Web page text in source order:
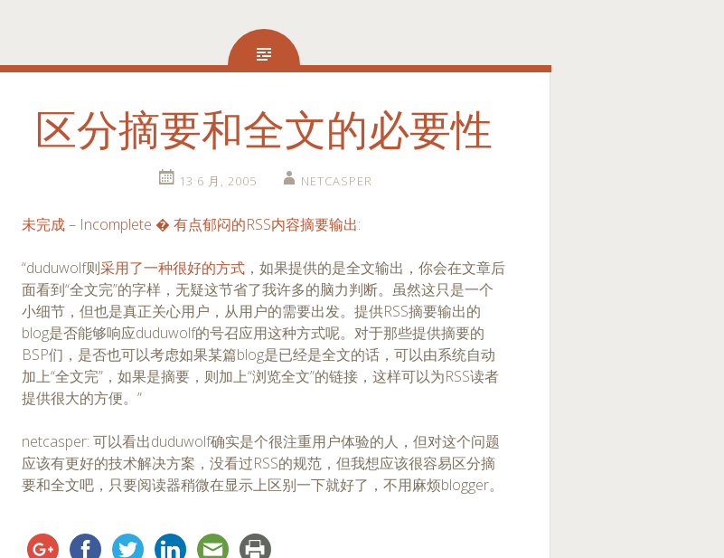
区分摘要和全文的必要性
13 6 月, 2005 NETCASPER
未完成 – Incomplete � 有点郁闷的RSS内容摘要输出:
“duduwolf则采用了一种很好的方式 ，如果提供的是全文输出，你会在文章后
面看到“全文完”的字样，无疑这节省了我许多的脑力判断。虽然这只是一个
小细节，但也是真正关心用户，从用户的需要出发。提供RSS摘要输出的
blog是否能够响应duduwolf的号召应用这种方式呢。对于那些提供摘要的
BSP们，是否也可以考虑如果某篇blog是已经是全文的话，可以由系统自动
加上“全文完”，如果是摘要，则加上“浏览全文”的链接，这样可以为RSS读者
提供很大的方便。”
netcasper: 可以看出duduwolf确实是个很注重用户体验的人，但对这个问题
应该有更好的技术解决方案，没看过RSS的规范，但我想应该很容易区分摘
要和全文吧，只要阅读器稍微在显示上区别一下就好了，不用麻烦blogger。